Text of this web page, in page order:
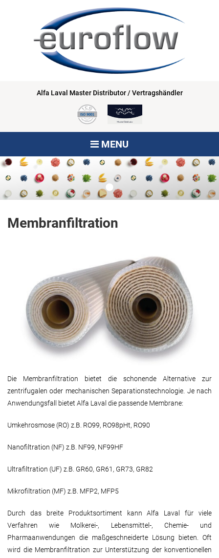
Alfa Laval Master Distributor / Vertragshändler
MENU
Membranfiltration
Die Membranfiltration bietet die schonende Alternative zur
zentrifugalen oder mechanischen Separationstechnologie. Je nach
Anwendungsfall bietet Alfa Laval die passende Membrane:
Umkehrosmose (RO) z.B. RO99, RO98pHt, RO90
Nanofiltration (NF) z.B. NF99, NF99HF
Ultrafiltration (UF) z.B. GR60, GR61, GR73, GR82
Mikrofiltration (MF) z.B. MFP2, MFP5
Durch das breite Produktsortiment kann Alfa Laval für viele
Verfahren wie Molkerei-, Lebensmittel-, Chemie- und
Pharmaanwendungen die maßgeschneiderte Lösung bieten. Oft
wird die Membranfiltration zur Unterstützung der konventionellen